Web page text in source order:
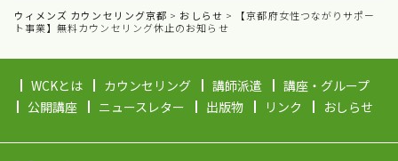
ウィメンズ カウンセリング京都 > おしらせ >
【京都府女性つながりサポー
ト事業】無料カウンセリング休止のお知らせ
WCKとは カウンセリング 講師派遣
講座・グループ
公開講座
ニュースレター 出版物 リンク おしらせ